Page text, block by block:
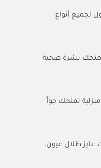
لجميع أنواع
بشرة صحية
تمنحك جواً
عايز ظلال عيون،